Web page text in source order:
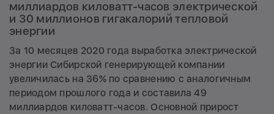
миллиардов киловатт-часов электрической
и 30 миллионов гигакалорий тепловой
энергии
За 10 месяцев 2020 года выработка электрической
энергии Сибирской генерирующей компании
увеличилась на 36% по сравнению с аналогичным
периодом прошлого года и составила 49
миллиардов киловатт-часов. Основной прирост